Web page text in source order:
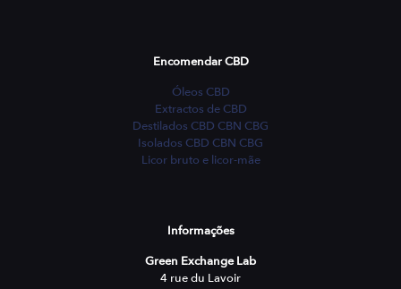
Encomendar CBD
Óleos CBD
Extractos de CBD
Destilados CBD CBN CBG
Isolados CBD CBN CBG
Licor bruto e licor-mãe
Informações
Green Exchange Lab
4 rue du Lavoir